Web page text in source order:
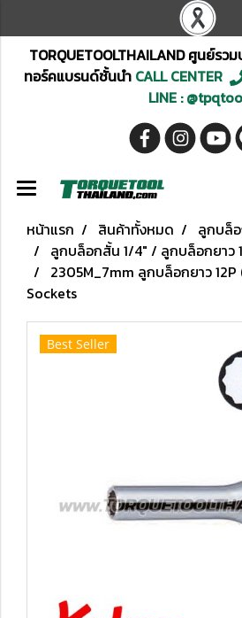
TORQUETOOLTHAILAND ศูนย์รว
ทอร์คแบรนด์ชั้นนำCALL CENTER
LINE :
หน้าแรก สินค้าทั้งหมด
ลูกบล็
ลูกบล็อกสั้น 1/4" / ลูกบล็อกยาว
2305M_7mm ลูกบล็อกยาว 12P
Sockets
Best Seller